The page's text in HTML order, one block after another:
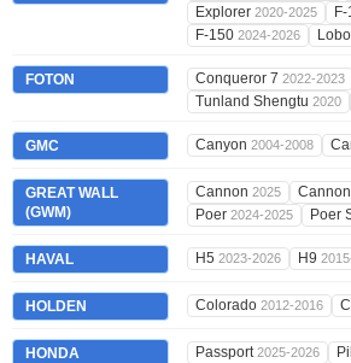
Explorer 2020-2025
F-150 2024-2026 Lobo
FOTON Conqueror 7 2022-2023
Tunland Shengtu 2020
GMC Canyon 2004-2008
GREAT WALL
(GWM)
Cannon 2025
Poer 2024-2025 Poer
HAVAL H5 2023-2026 H9
HOLDEN Colorado 2012-2016
HONDA Passport2025-2026